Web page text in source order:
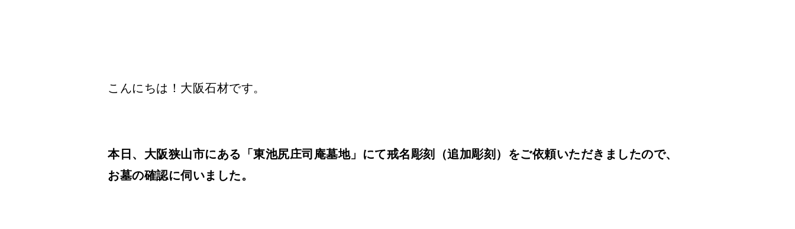
こんにちは！大阪石材です。
本日、大阪狭山市にある「東池尻庄司庵墓地」にて戒名彫刻（追加彫刻）をご依頼いただきましたので、
お墓の確認に伺いました。